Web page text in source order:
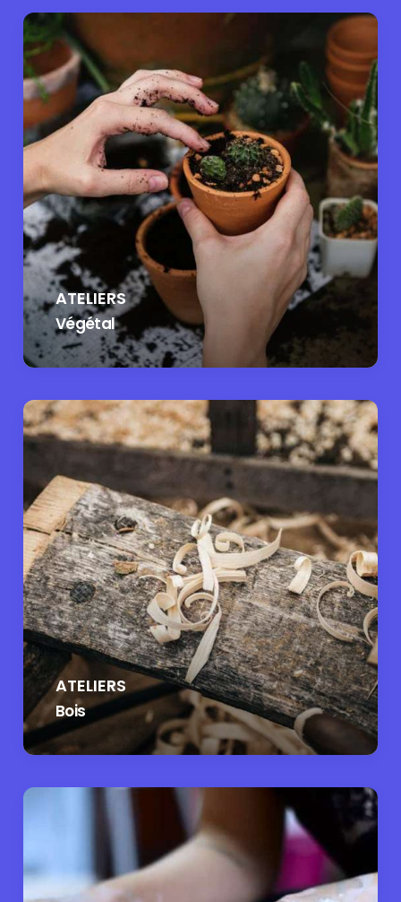
ATELIERS
Végétal
ATELIERS
Bois